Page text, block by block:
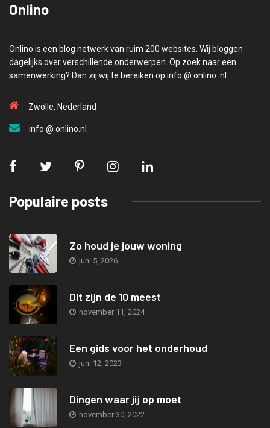
Onlino
Onlino is een blog netwerk van ruim 200 websites. Wij bloggen
dagelijks over verschillende onderwerpen. Op zoek naar een
samenwerking? Dan zij wij te bereiken op info @ onlino .nl
Zwolle, Nederland
info @ onlino.nl
Populaire posts
Zo houd je jouw woning
juni 5, 2026
Dit zijn de 10 meest
november 11, 2024
Een gids voor het onderhoud
juni 12, 2023
Dingen waar jij op moet
november 30, 2022